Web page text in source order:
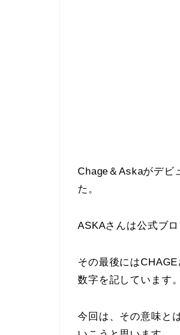
Chage＆Askaがデビ
た。
ASKAさんは公式ブ
その最後には
数字を記しています。
今回は、その意味と